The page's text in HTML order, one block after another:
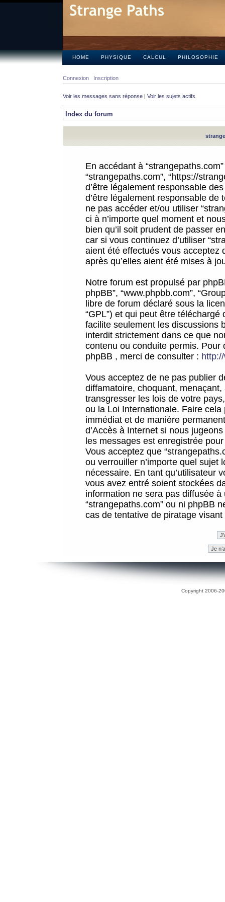
HOME PHYSIQUE CALCUL PHILOSOPHIE
Connexion Inscription
Voir les messages sans réponse | Voir les sujets actifs
Index du forum
En accédant à
“strangepaths.com”, “https://
d’être légalement responsable
d’être légalement responsable
ne pas accéder et/ou utiliser
ci à n’importe quel moment et
bien qu’il soit prudent de passer
car si vous continuez d’utiliser
aient été effectués vous acceptez
après qu’elles aient été mises à
Notre forum est propulsé par
phpBB”, “www.phpbb.com”,
libre de forum déclaré sous la
“GPL”) et qui peut être téléchargé
facilite seulement les discussions
interdit strictement dans ce que
contenu ou conduite permis.
phpBB , merci de consulter :
Vous acceptez de ne pas publier
diffamatoire, choquant,
transgresser les lois de votre
ou la Loi Internationale. Faire
immédiat et de manière
d’Accès à Internet si nous
les messages est enregistrée
Vous acceptez que
ou verrouiller n’importe quel sujet
nécessaire. En tant qu’utilisateur
vous avez entré soient stockées
information ne sera pas diffusée
“strangepaths.com” ou ni phpBB
cas de tentative de piratage
Copyright 2006-